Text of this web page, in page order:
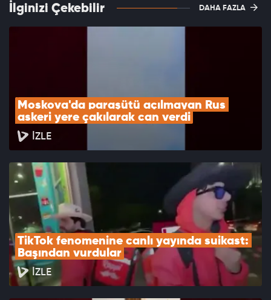
İlginizi Çekebilir DAHA FAZLA
Moskova'da paraşütü açılmayan Rus
askeri yere çakılarak can verdi
İZLE
TikTok fenomenine canlı yayında suikast:
Başından vurdular
İZLE